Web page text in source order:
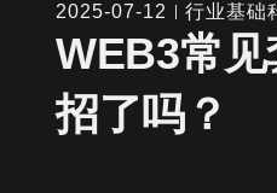
2025-07-12 行业基础
WEB3常
招了吗？